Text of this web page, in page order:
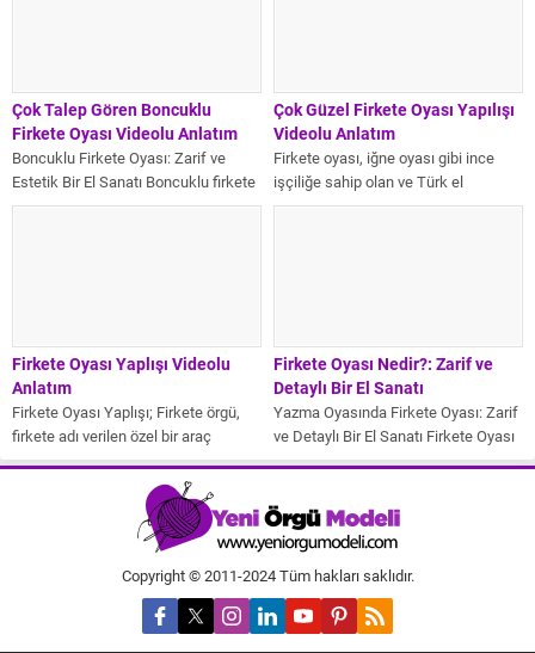
Çok Talep Gören Boncuklu
Firkete Oyası Videolu Anlatım
Boncuklu Firkete Oyası: Zarif ve
Estetik Bir El Sanatı Boncuklu firkete
oyası, geleneksel el sanatlarına...
Çok Güzel Firkete Oyası Yapılışı
Videolu Anlatım
Firkete oyası, iğne oyası gibi ince
işçiliğe sahip olan ve Türk el
sanatlarının önemli bir...
Firkete Oyası Yaplışı Videolu
Anlatım
Firkete Oyası Yaplışı; Firkete örgü,
firkete adı verilen özel bir araç
kullanılarak yapılan bir tür...
Firkete Oyası Nedir?: Zarif ve
Detaylı Bir El Sanatı
Yazma Oyasında Firkete Oyası: Zarif
ve Detaylı Bir El Sanatı Firkete Oyası
Nedir?; Anadolu’nun geleneksel...
Copyright © 2011-2024 Tüm hakları saklıdır.